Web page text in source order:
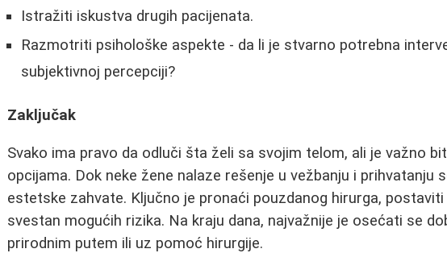
Istražiti iskustva drugih pacijenata.
Razmotriti psihološke aspekte - da li je stvarno potrebna
subjektivnoj percepciji?
Zaključak
Svako ima pravo da odluči šta želi sa svojim telom, ali je važno
opcijama. Dok neke žene nalaze rešenje u vežbanju i prihvatanju
estetske zahvate. Ključno je pronaći pouzdanog hirurga,
svestan mogućih rizika. Na kraju dana, najvažnije je osećati se
prirodnim putem ili uz pomoć hirurgije.